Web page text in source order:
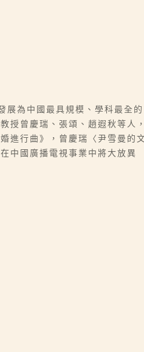
展為中國最具規模、學科最全的
授曾慶瑞、張頌、趙遐秋等人，
進行曲》，曾慶瑞〈尹雪曼的
中國廣播電視事業中將大放異